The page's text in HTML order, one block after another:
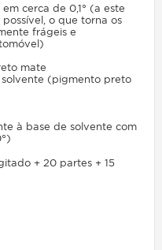
cerca de 0,1° (a este
o que torna os
frágeis e
mate
(pigmento preto
à base de solvente com
+ 20 partes + 15